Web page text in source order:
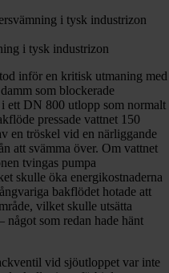
i tysk industrizon
i tysk industrizon
inför en kritisk utmaning med
som blockerade
ett DN 800 utlopp som normalt
pressade vattnet 150
en tröskel vid en närliggande
att svämma över. Om vattnet
tvingas pumpa
skulle öka energikostnaderna
bakflödet hotade att
vilket skulle utsätta
något som redan hade hänt
vid sjöutloppet var inte